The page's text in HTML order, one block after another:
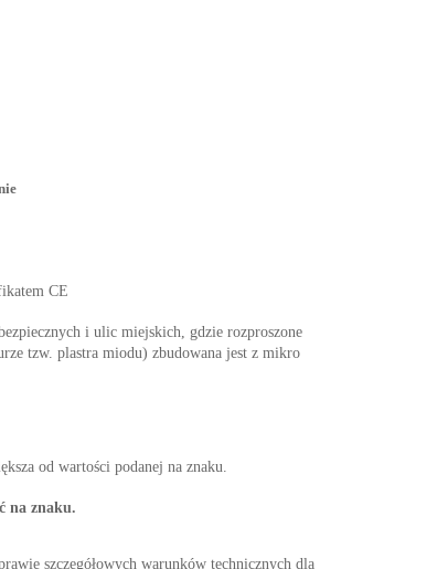
CE
i ulic miejskich, gdzie rozproszone
tzw. plastra miodu) zbudowana jest z mikro
od wartości podanej na znaku.
na znaku.
szczegółowych warunków technicznych dla